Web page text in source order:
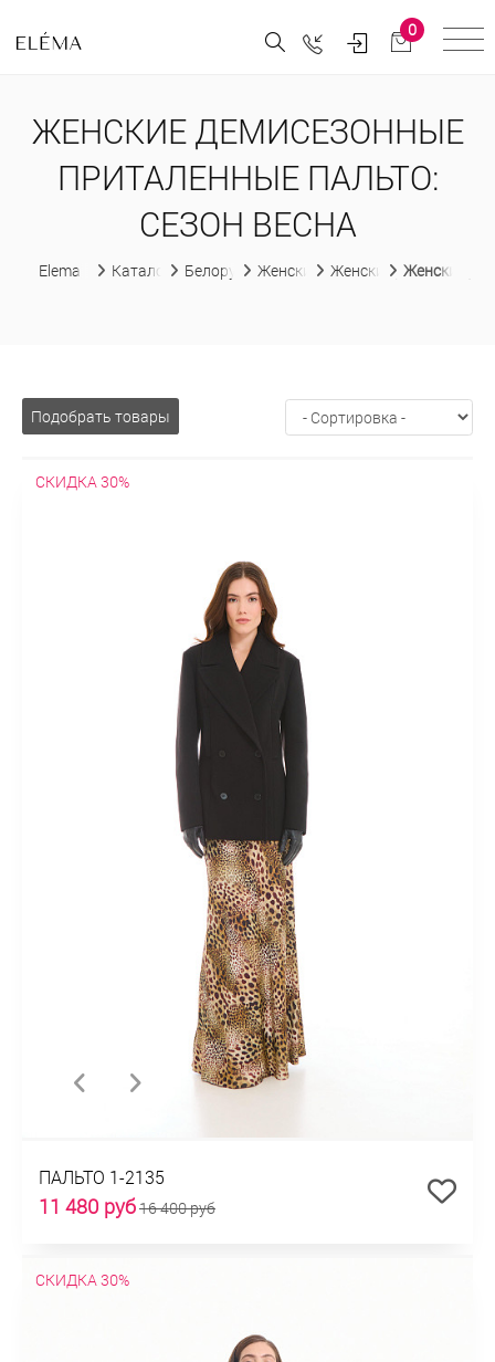
0
ЖЕНСКИЕ ДЕМИСЕЗОННЫЕ
ПРИТАЛЕННЫЕ ПАЛЬТО:
СЕЗОН ВЕСНА
Elema Каталог Белорусская женская одежда
Женские пальто
Женские Женские
Подобрать товары
СКИДКА 30%
ПАЛЬТО 1-2135
11 480 руб16 400 руб
СКИДКА 30%